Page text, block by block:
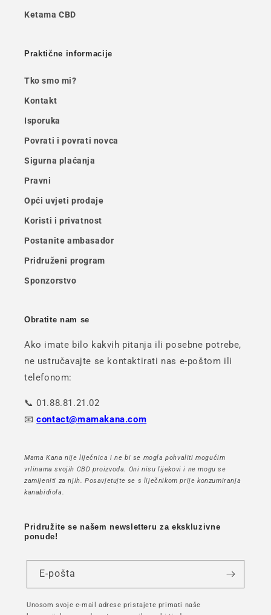
Ketama CBD
Praktične informacije
Tko smo mi?
Kontakt
Isporuka
Povrati i povrati novca
Sigurna plaćanja
Pravni
Opći uvjeti prodaje
Koristi i privatnost
Postanite ambasador
Pridruženi program
Sponzorstvo
Obratite nam se
Ako imate bilo kakvih pitanja ili posebne potrebe,
ne ustručavajte se kontaktirati nas e-poštom ili
telefonom:
📞 01.88.81.21.02
📧contact@mamakana.com
Mama Kana nije liječnica i ne bi se mogla pohvaliti mogućim
vrlinama svojih CBD proizvoda. Oni nisu lijekovi i ne mogu se
zamijeniti za njih. Posavjetujte se s liječnikom prije konzumiranja
kanabidiola.
Pridružite se našem newsletteru za ekskluzivne
ponude!
E-pošta
Unosom svoje e-mail adrese pristajete primati naše